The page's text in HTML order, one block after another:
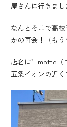
屋さんに行きまし
なんとそこで高
かの再会！（もう
店名は゛motto（
五条イオンの近く